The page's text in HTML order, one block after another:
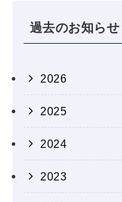
過去のお知らせ
2026
2025
2024
2023